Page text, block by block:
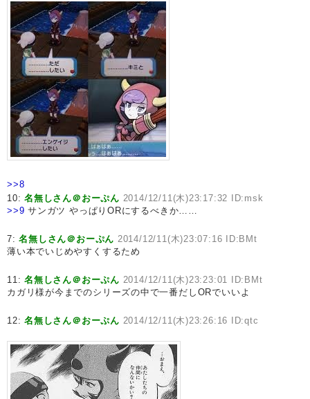
>>8
10:名無しさん＠おーぷん 2014/12/11(木)23:17:32 ID:msk
>>9 サンガツ やっぱりORにするべきか……
7:名無しさん＠おーぷん 2014/12/11(木)23:07:16 ID:BMt
薄い本でいじめやすくするため
11:名無しさん＠おーぷん 2014/12/11(木)23:23:01 ID:BMt
カガリ様が今までのシリーズの中で一番だしORでいいよ
12:名無しさん＠おーぷん 2014/12/11(木)23:26:16 ID:qtc